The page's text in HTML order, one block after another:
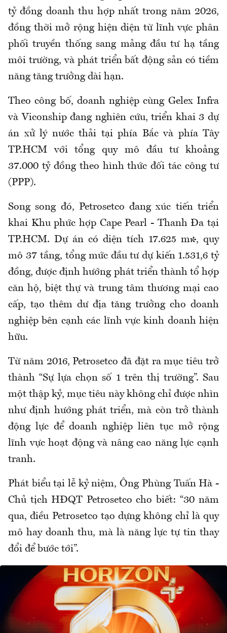
tỷ đồng doanh thu hợp nhất trong năm 2026,
đồng thời mở rộng hiện diện từ lĩnh vực phân
phối truyền thống sang mảng đầu tư hạ tầng
môi trường, và phát triển bất động sản có tiềm
năng tăng trưởng dài hạn.
Theo công bố, doanh nghiệp cùng Gelex Infra
và Viconship đang nghiên cứu, triển khai 3 dự
án xử lý nước thải tại phía Bắc và phía Tây
TP.HCM với tổng quy mô đầu tư khoảng
37.000 tỷ đồng theo hình thức đối tác công tư
(PPP).
Song song đó, Petrosetco đang xúc tiến triển
khai Khu phức hợp Cape Pearl - Thanh Đa tại
TP.HCM. Dự án có diện tích 17.625 m², quy
mô 37 tầng, tổng mức đầu tư dự kiến 1.531,6 tỷ
đồng, được định hướng phát triển thành tổ hợp
căn hộ, biệt thự và trung tâm thương mại cao
cấp, tạo thêm dư địa tăng trưởng cho doanh
nghiệp bên cạnh các lĩnh vực kinh doanh hiện
hữu.
Từ năm 2016, Petrosetco đã đặt ra mục tiêu trở
thành “Sự lựa chọn số 1 trên thị trường”. Sau
một thập kỷ, mục tiêu này không chỉ được nhìn
như định hướng phát triển, mà còn trở thành
động lực để doanh nghiệp liên tục mở rộng
lĩnh vực hoạt động và nâng cao năng lực cạnh
tranh.
Phát biểu tại lễ kỷ niệm, Ông Phùng Tuấn Hà -
Chủ tịch HĐQT Petrosetco cho biết: “30 năm
qua, điều Petrosetco tạo dựng không chỉ là quy
mô hay doanh thu, mà là năng lực tự tin thay
đổi để bước tới”.